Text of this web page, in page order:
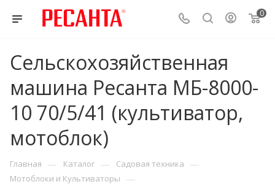
0
Сельскохозяйственная
машина Ресанта МБ-8000-
10 70/5/41 (культиватор,
мотоблок)
Главная — Каталог — Садовая техника —
Мотоблоки и Культиваторы —